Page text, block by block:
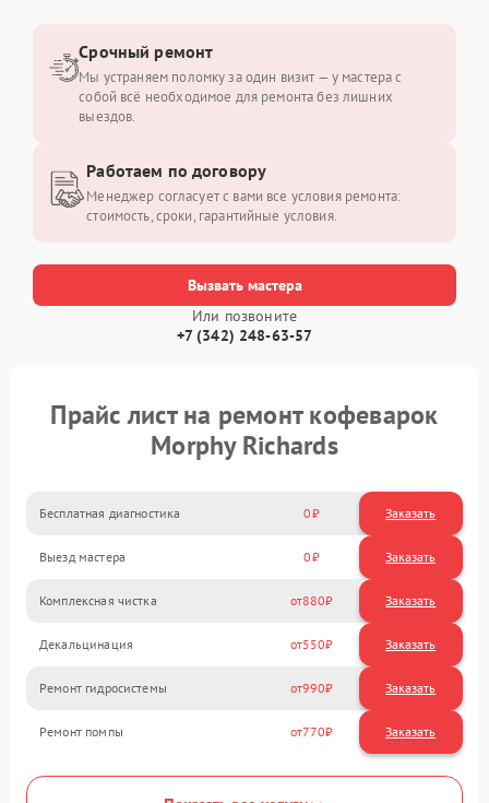
Вызвать мастера
Или позвоните
+7 (342) 248-63-57
Срочный ремонт
Мы устраняем поломку за один визит — у мастера с
собой всё необходимое для ремонта без лишних
выездов.
Работаем по договору
Менеджер согласует с вами все условия ремонта:
стоимость, сроки, гарантийные условия.
Прайс лист на ремонт кофеварок
Morphy Richards
Бесплатная диагностика 0 Заказать
Выезд мастера 0 Заказать
Комплексная чистка 880
Декальцинация 550
Ремонт гидросистемы 990
Ремонт помпы 770